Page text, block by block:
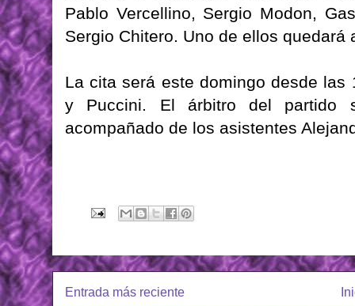
Pablo Vercellino, Sergio Modon,
Sergio Chitero. Uno de ellos
La cita será este domingo desde
y Puccini. El árbitro del partido
acompañado de los asistentes
Entrada más reciente